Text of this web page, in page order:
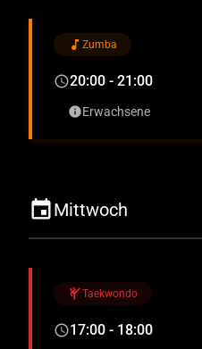
music_note Zumba
schedule20:00 - 21:00
infoErwachsene
eventMittwoch
sports_martial_artsTaekwondo
schedule17:00 - 18:00